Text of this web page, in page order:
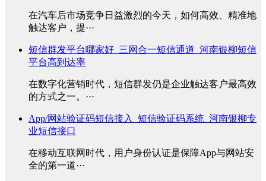
在汽车后市场竞争日益激烈的今天，如何高效、精准地
触达客户，提···
短信群发平台哪家好_三网合一短信通道_河南银柳短信
平台高到达率
在数字化营销时代，短信群发仍是企业触达客户最高效
的方式之一。···
App/网站验证码短信接入_短信验证码系统_河南银柳专
业短信接口
在移动互联网时代，用户身份认证是保障App与网站安
全的第一道···